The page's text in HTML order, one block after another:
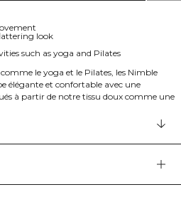
look
such as yoga and Pilates
le yoga et le Pilates, les Nimble
élégante et confortable avec une
à partir de notre tissu doux comme une
faible intensité. Un tissu ultra-doux pour un
dans quatre directions et une
élégant et flatteur. Petite - 158 cm -